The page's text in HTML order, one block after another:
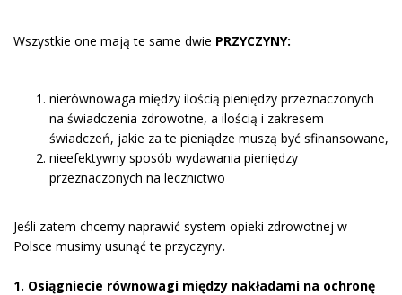
Wszystkie one mają te same dwie PRZYCZYNY:
nierównowaga między ilością pieniędzy przeznaczonych
na świadczenia zdrowotne, a ilością i zakresem
świadczeń, jakie za te pieniądze muszą być sfinansowane,
nieefektywny sposób wydawania pieniędzy
przeznaczonych na lecznictwo
Jeśli zatem chcemy naprawić system opieki zdrowotnej w
Polsce musimy usunąć te przyczyny.
1. Osiągniecie równowagi między nakładami na ochronę